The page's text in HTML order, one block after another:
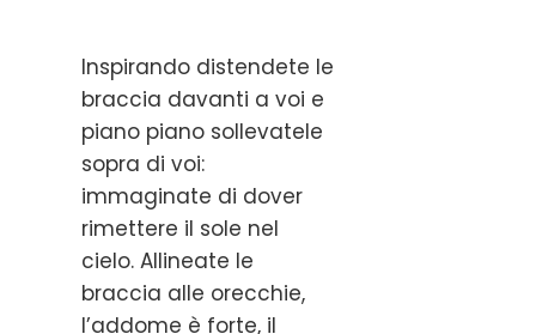
Inspirando distendete le
braccia davanti a voi e
piano piano sollevatele
sopra di voi:
immaginate di dover
rimettere il sole nel
cielo. Allineate le
braccia alle orecchie,
l’addome è forte, il